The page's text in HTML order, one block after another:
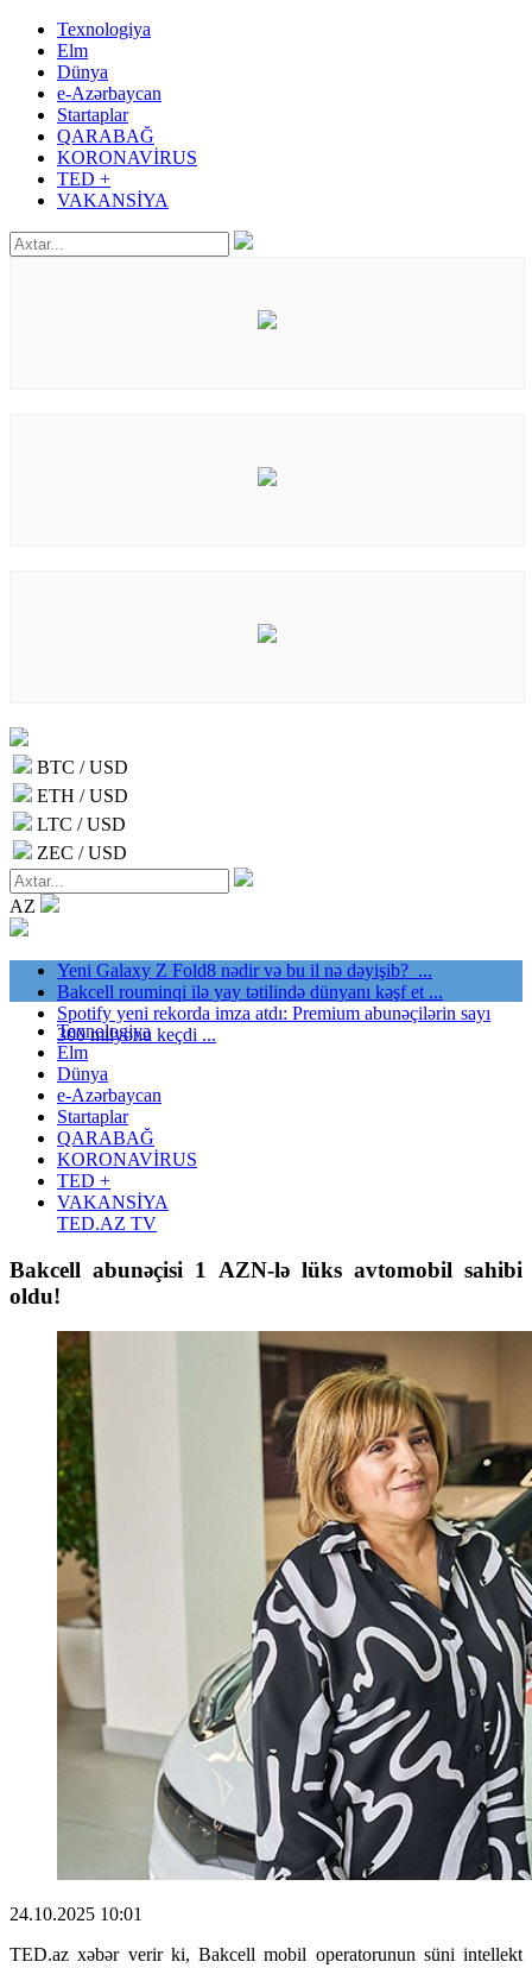
Texnologiya
Elm
Dünya
e-Azərbaycan
Startaplar
QARABAĞ
KORONAVİRUS
TED +
VAKANSİYA
BTC / USD
ETH / USD
LTC / USD
ZEC / USD
AZ
Yeni Galaxy Z Fold8 nədir və bu il nə dəyişib? ...
Bakcell rouminqi ilə yay tətilində dünyanı kəşf et ...
Spotify yeni rekorda imza atdı: Premium abunəçilərin sayı
300 milyonu keçdi ...
Texnologiya
Elm
Dünya
e-Azərbaycan
Startaplar
QARABAĞ
KORONAVİRUS
TED +
VAKANSİYA
TED.AZ TV
Bakcell abunəçisi 1 AZN-lə lüks avtomobil sahibi
oldu!
24.10.2025 10:01
TED.az xəbər verir ki, Bakcell mobil operatorunun süni intellekt